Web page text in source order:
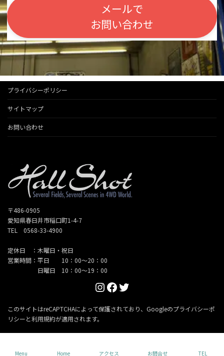
メールで
お問い合わせ
プライバシーポリシー
サイトマップ
お問い合わせ
〒486-0905
愛知県春日井市稲口町1-4-7
TEL 0568-33-4900
定休日 ：木曜日・祝日
営業時間：平日 10：00～20：00
日曜日 10：00～19：00
Instagram
Facebook
Twitter
このサイトはreCAPTCHAによって保護されており、Googleのプライバシーポ
リシーと利用規約が適用されます。
Copyright © Hallshot All Rights Reserved.
Menu Home アクセス お問合せ TEL